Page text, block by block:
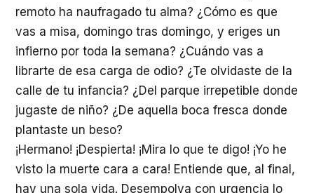
remoto ha naufragado tu alma? ¿Cómo es que
vas a misa, domingo tras domingo, y eriges un
infierno por toda la semana? ¿Cuándo vas a
librarte de esa carga de odio? ¿Te olvidaste de la
calle de tu infancia? ¿Del parque irrepetible donde
jugaste de niño? ¿De aquella boca fresca donde
plantaste un beso?
¡Hermano! ¡Despierta! ¡Mira lo que te digo! ¡Yo he
visto la muerte cara a cara! Entiende que, al final,
hay una sola vida. Desempolva con urgencia lo